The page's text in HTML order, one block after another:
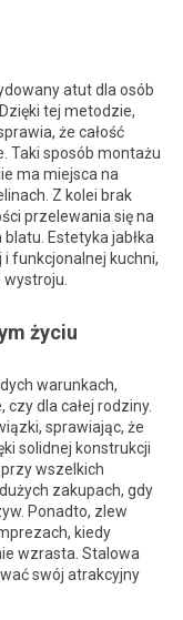
atut dla osób
tej metodzie,
że całość
Taki sposób montażu
ma miejsca na
Z kolei brak
przelewania się na
Estetyka jabłka
funkcjonalnej kuchni,
życiu
warunkach,
dla całej rodziny.
sprawiając, że
solidnej konstrukcji
wszelkich
zakupach, gdy
Ponadto, zlew
kiedy
wzrasta. Stalowa
swój atrakcyjny